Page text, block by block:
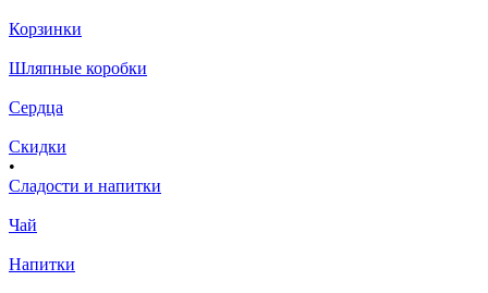
Корзинки
Шляпные коробки
Сердца
Скидки
•
Сладости и напитки
Чай
Напитки